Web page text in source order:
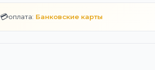
💳оплата: Банковские карты